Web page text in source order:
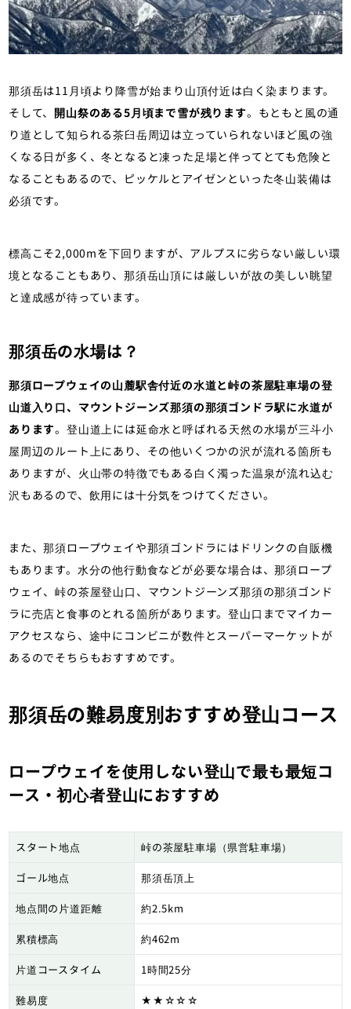
那須岳は11月頃より降雪が始まり山頂付近は白く染まります。
そして、開山祭のある5月頃まで雪が残ります。もともと風の通
り道として知られる茶臼岳周辺は立っていられないほど風の強
くなる日が多く、冬となると凍った足場と伴ってとても危険と
なることもあるので、ピッケルとアイゼンといった冬山装備は
必須です。
標高こそ2,000mを下回りますが、アルプスに劣らない厳しい環
境となることもあり、那須岳山頂には厳しいが故の美しい眺望
と達成感が待っています。
那須岳の水場は？
那須ロープウェイの山麓駅舎付近の水道と峠の茶屋駐車場の登
山道入り口、マウントジーンズ那須の那須ゴンドラ駅に水道が
あります。登山道上には延命水と呼ばれる天然の水場が三斗小
屋周辺のルート上にあり、その他いくつかの沢が流れる箇所も
ありますが、火山帯の特徴でもある白く濁った温泉が流れ込む
沢もあるので、飲用には十分気をつけてください。
また、那須ロープウェイや那須ゴンドラにはドリンクの自販機
もあります。水分の他行動食などが必要な場合は、那須ロープ
ウェイ、峠の茶屋登山口、マウントジーンズ那須の那須ゴンド
ラに売店と食事のとれる箇所があります。登山口までマイカー
アクセスなら、途中にコンビニが数件とスーパーマーケットが
あるのでそちらもおすすめです。
那須岳の難易度別おすすめ登山コース
ロープウェイを使用しない登山で最も最短コ
ース・初心者登山におすすめ
スタート地点 峠の茶屋駐車場（県営駐車場）
ゴール地点 那須岳頂上
地点間の片道距離 約2.5km
累積標高 約462m
片道コースタイム 1時間25分
難易度 ★★☆☆☆